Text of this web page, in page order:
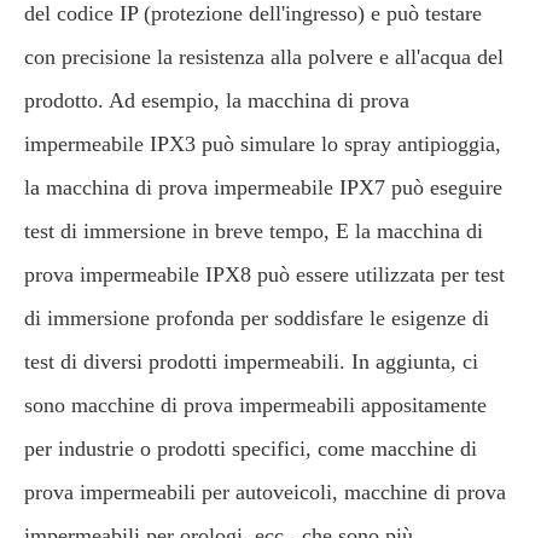
del codice IP (protezione dell'ingresso) e può testare
con precisione la resistenza alla polvere e all'acqua del
prodotto. Ad esempio, la macchina di prova
impermeabile IPX3 può simulare lo spray antipioggia,
la macchina di prova impermeabile IPX7 può eseguire
test di immersione in breve tempo, E la macchina di
prova impermeabile IPX8 può essere utilizzata per test
di immersione profonda per soddisfare le esigenze di
test di diversi prodotti impermeabili. In aggiunta, ci
sono macchine di prova impermeabili appositamente
per industrie o prodotti specifici, come macchine di
prova impermeabili per autoveicoli, macchine di prova